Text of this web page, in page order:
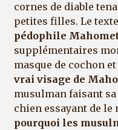
cornes de diable
petites filles. Le
pédophile
supplémentaires
masque de cochon
vrai visage de
musulman faisant
chien essayant de le
pourquoi les